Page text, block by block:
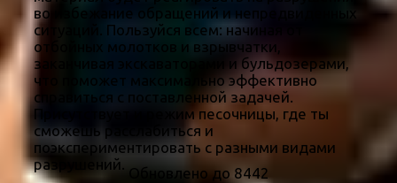
во избежание обращений и непредвиденных
ситуаций. Пользуйся всем: начиная от
отбойных молотков и взрывчатки,
заканчивая экскаваторами и бульдозерами,
что поможет максимально эффективно
справиться с поставленной задачей.
Присутствует и режим песочницы, где ты
сможешь расслабиться и
поэкспериментировать с разными видами
разрушений.
Обновлено до 8442